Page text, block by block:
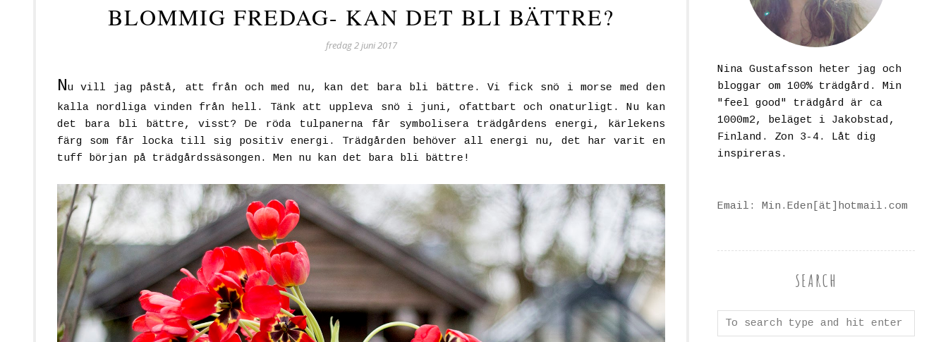
BLOMMIG FREDAG- KAN DET BLI BÄTTRE?
fredag 2 juni 2017
Nu vill jag påstå, att från och med nu, kan det bara bli bättre. Vi fick snö i morse med den
kalla nordliga vinden från hell. Tänk att uppleva snö i juni, ofattbart och onaturligt. Nu kan
det bara bli bättre, visst? De röda tulpanerna får symbolisera trädgårdens energi, kärlekens
färg som får locka till sig positiv energi. Trädgården behöver all energi nu, det har varit en
tuff början på trädgårdssäsongen. Men nu kan det bara bli bättre!
Nina Gustafsson heter jag och
bloggar om 100% trädgård. Min
"feel good" trädgård är ca
1000m2, beläget i Jakobstad,
Finland. Zon 3-4. Låt dig
inspireras.
Email: Min.Eden[ät]hotmail.com
SEARCH